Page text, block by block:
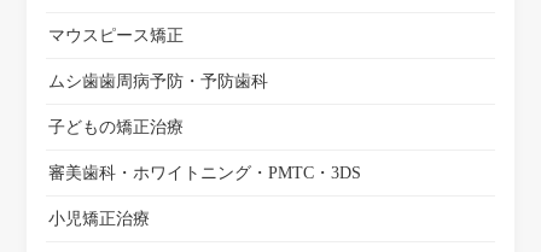
マウスピース矯正
ムシ歯歯周病予防・予防歯科
子どもの矯正治療
審美歯科・ホワイトニング・PMTC・3DS
小児矯正治療